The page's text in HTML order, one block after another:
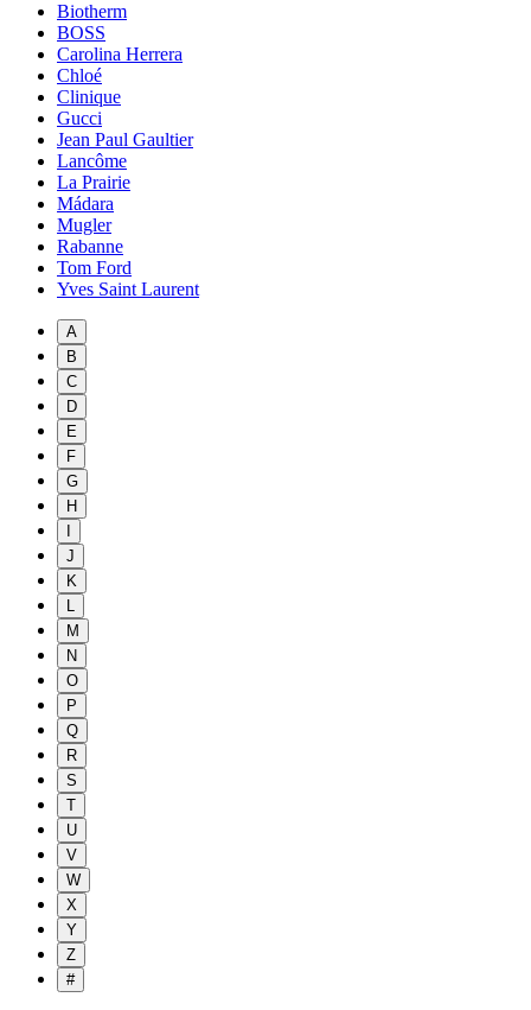
Biotherm
BOSS
Carolina Herrera
Chloé
Clinique
Gucci
Jean Paul Gaultier
Lancôme
La Prairie
Mádara
Mugler
Rabanne
Tom Ford
Yves Saint Laurent
A
B
C
D
E
F
G
H
J
K
L
M
N
O
P
Q
R
S
T
U
V
W
X
Y
Z
#